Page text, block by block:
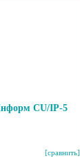
CU/IP-5
[сравнить]